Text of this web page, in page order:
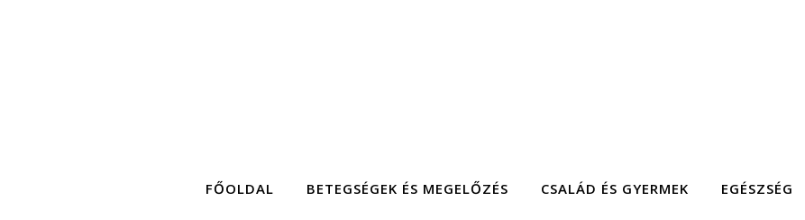
FŐOLDAL BETEGSÉGEK ÉS MEGELŐZÉS CSALÁD ÉS GYERMEK EGÉSZSÉG